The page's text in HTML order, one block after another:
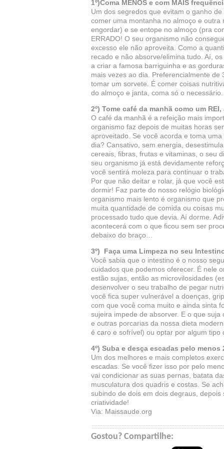
1º)Coma MENOS e com MAIS
Um dos segredos que evitam o ganho
comer uma montanha no almoço e
engordar) e se entope no almoço (pra
ERRADO! O seu organismo não
excesso ele não aproveita. Como a
recado e não absorve/elimina tudo. Aí,
a criar a famosa barriguinha e as
mais vezes ao dia. Preferencialmente
tomar um sorvete. É comer coisas
do almoço e janta, coma só o
2º) Tome café da manhã como um
O café da manhã é a refeição mais
organismo faz depois de muitas horas
aproveitado. Se você acorda e toma
dia? Cansativo, sem energia,
cereais, fibras, frutas e vitaminas, o seu
seu organismo já está devidamente
você sentirá moleza para continuar o
Por que não deitar e rolar, já que você
dormir! Faz parte do nosso relógio
organismo mais lento é organismo que
muita quantidade de comida ou coisas
processado tudo que devia. Aí dorme.
acontecerá com o que ficou sem ser
debaixo do braço…
3º) Faça uma Limpeza no seu
Você sabia que o intestino é o nosso
cuidados que podemos oferecer. É nele
estão sujas, então as microvilosidades
desenvolver o seu trabalho de pegar
você fica super vulnerável a doenças,
com que você coma muito e ainda sinta
sujeira impede de absorver. E o que
e outras porcarias da nossa dieta
é caro e sofrível) ou optar por algum tipo
4º) Suba e desça escadas pelo
Um dos melhores e mais completos
escadas. Se você fizer isso por pelo
vai condicionar as suas pernas, batata
musculatura dos quadris e costas. Se
subindo de dois em dois degraus,
criatividade!
Via: Maissaude.org
Gostou? Compartilhe: